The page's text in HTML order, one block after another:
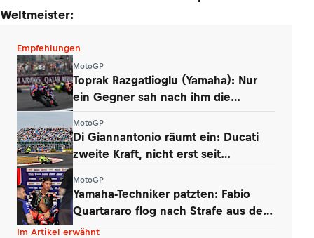
Weltmeister:
Empfehlungen
MotoGP
Toprak Razgatlioglu (Yamaha): Nur
ein Gegner sah nach ihm die
MotoGP
Di Giannantonio räumt ein: Ducati
zweite Kraft, nicht erst seit
MotoGP
Yamaha-Techniker patzten: Fabio
Quartararo flog nach Strafe aus den
Punkten
Im Artikel erwähnt